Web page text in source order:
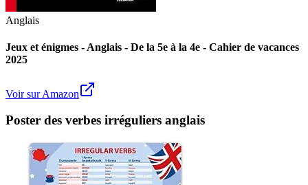
Anglais
Jeux et énigmes - Anglais - De la 5e à la 4e - Cahier de vacances
2025
Voir sur Amazon
Poster des verbes irréguliers anglais